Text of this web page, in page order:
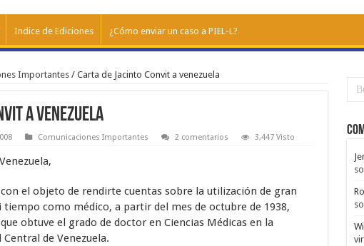
Indice de Ediciones ¿Cómo enviar un caso a PIEL-L?
Importantes / Carta de Jacinto Convit a venezuela
a venezuela
Comunicaciones Importantes 2 comentarios 3,447 Visto
el objeto de rendirte cuentas sobre la utilización de gran
como médico, a partir del mes de octubre de 1938,
obtuve el grado de doctor en Ciencias Médicas en la
Central de Venezuela.